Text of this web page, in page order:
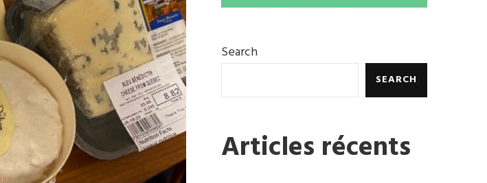
Search
SEARCH
Articles récents